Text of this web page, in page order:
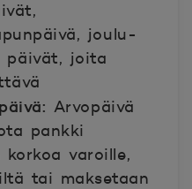
joulu-
päivät, joita
Arvopäivä
pankki
varoille,
tai maksetaan